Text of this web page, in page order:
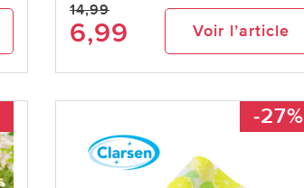
14,99
6,99 Voir l’article
-27%